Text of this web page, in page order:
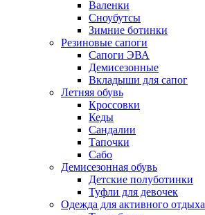
Валенки
Сноубутсы
Зимние ботинки
Резиновые сапоги
Сапоги ЭВА
Демисезонные
Вкладыши для сапог
Летняя обувь
Кроссовки
Кеды
Сандалии
Тапочки
Сабо
Демисезонная обувь
Детские полуботинки
Туфли для девочек
Одежда для активного отдыха